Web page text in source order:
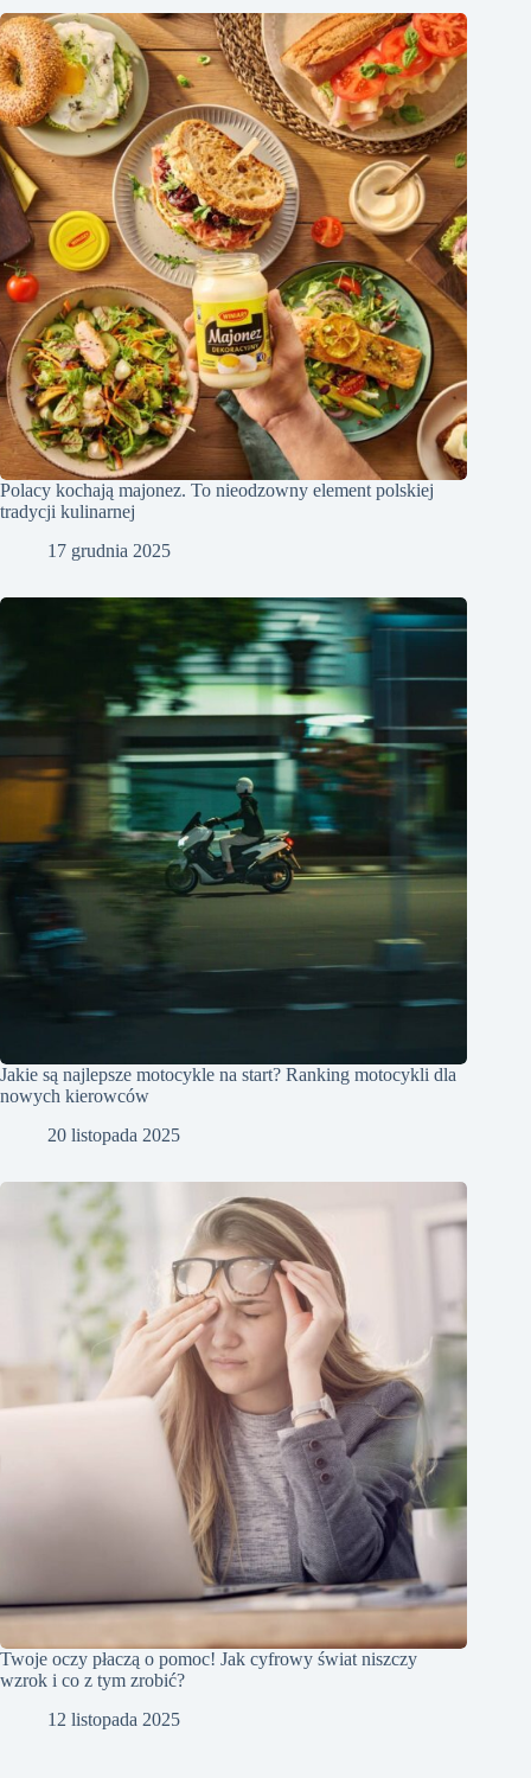
Polacy kochają majonez. To nieodzowny element polskiej
tradycji kulinarnej
17 grudnia 2025
Jakie są najlepsze motocykle na start? Ranking motocykli dla
nowych kierowców
20 listopada 2025
Twoje oczy płaczą o pomoc! Jak cyfrowy świat niszczy
wzrok i co z tym zrobić?
12 listopada 2025